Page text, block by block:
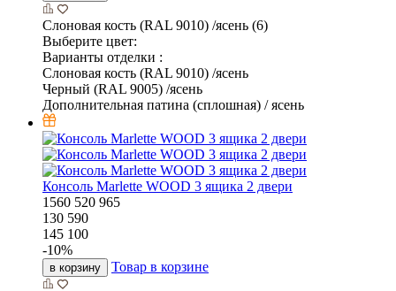
Слоновая кость (RAL 9010) /ясень (6)
Выберите цвет:
Варианты отделки :
Слоновая кость (RAL 9010) /ясень
Черный (RAL 9005) /ясень
Дополнительная патина (сплошная) / ясень
Консоль Marlette WOOD 3 ящика 2 двери
1560 520 965
130 590
145 100
-10%
в корзину Товар в корзине